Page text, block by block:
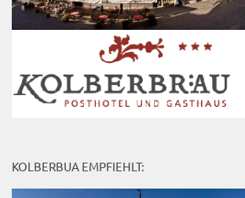
KOLBERBUA EMPFIEHLT: